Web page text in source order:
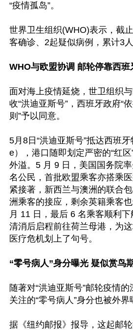
“疫情孤岛”。
世界卫生组织(WHO)表示，截
客确诊、2起疑似病例，累计3人
WHO与欧盟协调 邮轮停靠西班
面对海上疫情延烧，世卫组织
收“洪迪亚斯号”，西班牙政府“
则”予以同意。
5月8日“洪迪亚斯号”抵达西班
e），港口随即划定严密的“红
外溢。5 月 9 日，美国国务院
名公民，首批欧盟乘客亦搭乘医
紧接著，新西兰与澳洲的联合
洲乘客的接应，剩余英籍乘客
月 11 日，最后 6 名乘客顺利
清消后启程前往荷兰母港，为
医疗危机划上了句号。
“零号病人”身分曝光 疑似赏鸟
随著对“洪迪亚斯号”邮轮疫情
关注的“零号病人”身分也被外界
据《纽约邮报》报导，这起邮